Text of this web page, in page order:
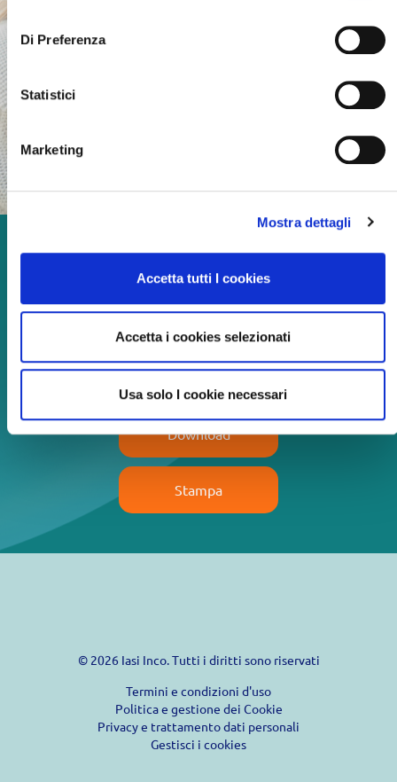
consenso
Di Preferenza
Statistici
Marketing
Mostra dettagli
Accetta tutti I cookies
Accetta i cookies selezionati
Usa solo I cookie necessari
Godetevi ogni momento
della vita!
Download
Stampa
© 2026 Iasi Inco. Tutti i diritti sono riservati
Termini e condizioni d'uso
Politica e gestione dei Cookie
Privacy e trattamento dati personali
Gestisci i cookies